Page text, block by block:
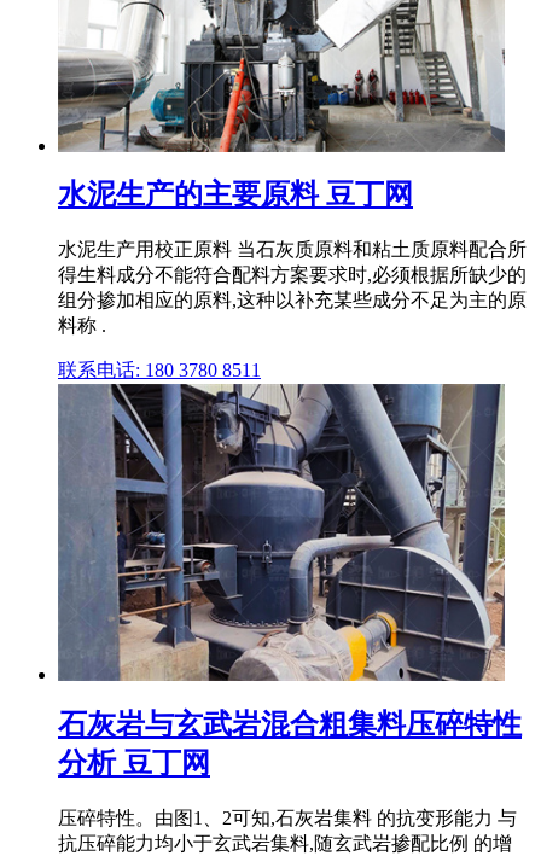
水泥生产的主要原料 豆丁网
水泥生产用校正原料 当石灰质原料和粘土质原料配合所
得生料成分不能符合配料方案要求时,必须根据所缺少的
组分掺加相应的原料,这种以补充某些成分不足为主的原
料称 .
联系电话: 180 3780 8511
石灰岩与玄武岩混合粗集料压碎特性
分析 豆丁网
压碎特性。由图1、2可知,石灰岩集料 的抗变形能力 与
抗压碎能力均小于玄武岩集料,随玄武岩掺配比例 的增